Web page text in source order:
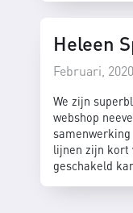
Heleen
Februari, 2020
We zijn
webshop
lijnen zijn kort
geschakeld